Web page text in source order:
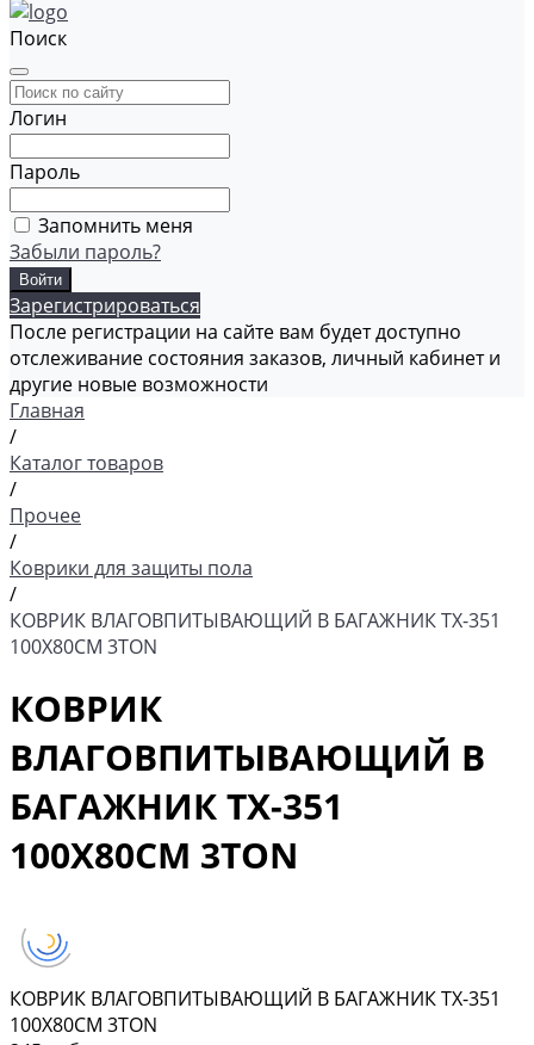
Поиск
Логин
Пароль
Запомнить меня
Забыли пароль?
Зарегистрироваться
После регистрации на сайте вам будет доступно
отслеживание состояния заказов, личный кабинет и
другие новые возможности
Главная
/
Каталог товаров
/
Прочее
/
Коврики для защиты пола
/
КОВРИК ВЛАГОВПИТЫВАЮЩИЙ В БАГАЖНИК TX-351
100Х80СМ 3TON
КОВРИК
ВЛАГОВПИТЫВАЮЩИЙ В
БАГАЖНИК TX-351
100Х80СМ 3TON
КОВРИК ВЛАГОВПИТЫВАЮЩИЙ В БАГАЖНИК TX-351
100Х80СМ 3TON